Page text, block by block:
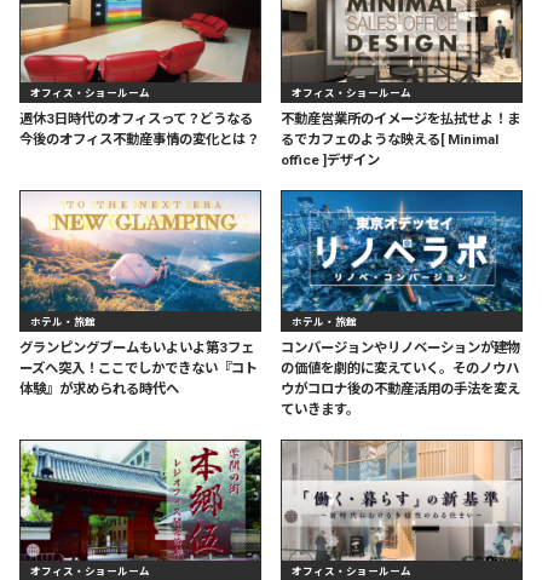
オフィス・ショールーム
週休3日時代のオフィスって？どうなる
今後のオフィス不動産事情の変化とは？
オフィス・ショールーム
不動産営業所のイメージを払拭せよ！ま
るでカフェのような映える[ Minimal
office ]デザイン
ホテル・旅館
グランピングブームもいよいよ第3フェ
ーズへ突入！ここでしかできない『コト
体験』が求められる時代へ
ホテル・旅館
コンバージョンやリノベーションが建物
の価値を劇的に変えていく。そのノウハ
ウがコロナ後の不動産活用の手法を変え
ていきます。
オフィス・ショールーム オフィス・ショールーム